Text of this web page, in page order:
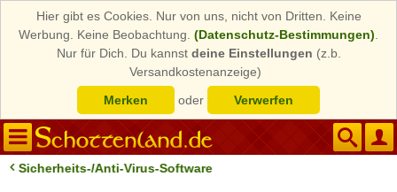
Hier gibt es Cookies. Nur von uns, nicht von Dritten. Keine
Werbung. Keine Beobachtung. (Datenschutz-Bestimmungen)
Nur für Dich. Du kannst deine Einstellungen (z.b.
Versandkostenanzeige)
Merken
oder Verwerfen
Sicherheits-/Anti-Virus-Software